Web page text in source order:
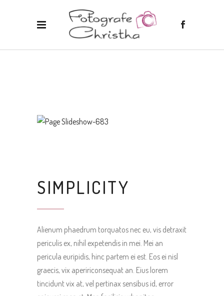
SIMPLICITY
Alienum phaedrum torquatos nec eu, vis detraxit
periculis ex, nihil expetendis in mei. Mei an
pericula euripidis, hinc partem ei est. Eos ei nisl
graecis, vix apeririconsequat an. Eius lorem
tincidunt vix at, vel pertinax sensibus id, error